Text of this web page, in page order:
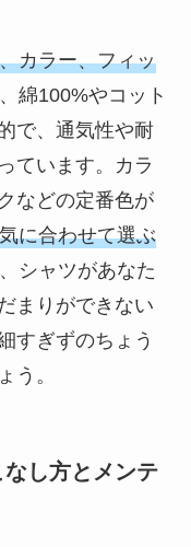
カラー、フィッ
綿100%やコット
で、通気性や耐
ています。カラ
などの定番色が
に合わせて選ぶ
シャツがあなた
まりができない
すぎずのちょう
う。
し方とメンテ